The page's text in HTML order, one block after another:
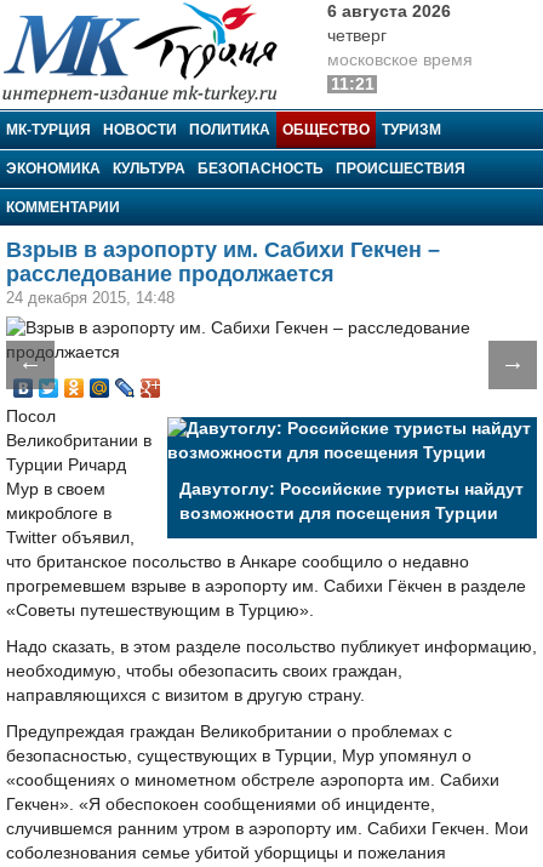
МК-Турция
6 августа 2026
четверг
московское время
11:21
МК-ТУРЦИЯ НОВОСТИ ПОЛИТИКА ОБЩЕСТВО ТУРИЗМ
ЭКОНОМИКА КУЛЬТУРА БЕЗОПАСНОСТЬ ПРОИСШЕСТВИЯ
КОММЕНТАРИИ
Взрыв в аэропорту им. Сабихи Гекчен –
расследование продолжается
24 декабря 2015, 14:48
← →
Давутоглу: Российские туристы найдут
возможности для посещения Турции
Посол
Великобритании в
Турции Ричард
Мур в своем
микроблоге в
Twitter объявил,
что британское посольство в Анкаре сообщило о недавно
прогремевшем взрыве в аэропорту им. Сабихи Гёкчен в разделе
«Советы путешествующим в Турцию».
Надо сказать, в этом разделе посольство публикует информацию,
необходимую, чтобы обезопасить своих граждан,
направляющихся с визитом в другую страну.
Предупреждая граждан Великобритании о проблемах с
безопасностью, существующих в Турции, Мур упомянул о
«сообщениях о минометном обстреле аэропорта им. Сабихи
Гекчен». «Я обеспокоен сообщениями об инциденте,
случившемся ранним утром в аэропорту им. Сабихи Гекчен. Мои
соболезнования семье убитой уборщицы и пожелания